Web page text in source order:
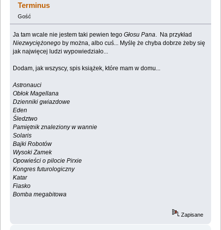
Terminus
Gość
Ja tam wcale nie jestem taki pewien tegoGłosu Pana. Na przykład
Niezwyciężonego by można, albo cuś... Myślę że chyba dobrze żeby się
jak najwięcej ludzi wypowiedziało...
Dodam, jak wszyscy, spis książek, które mam w domu...
Astronauci
Obłok Magellana
Dzienniki gwiazdowe
Eden
Śledztwo
Pamiętnik znaleziony w wannie
Solaris
Bajki Robotów
Wysoki Zamek
Opowieści o pilocie Pirxie
Kongres futurologiczny
Katar
Fiasko
Bomba megabitowa
Zapisane